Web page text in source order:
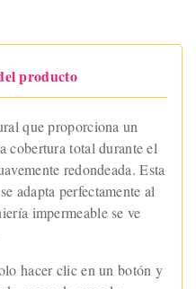
producto
que proporciona un
cobertura total durante el
redondeada. Esta
adapta perfectamente al
impermeable se ve
hacer clic en un botón y